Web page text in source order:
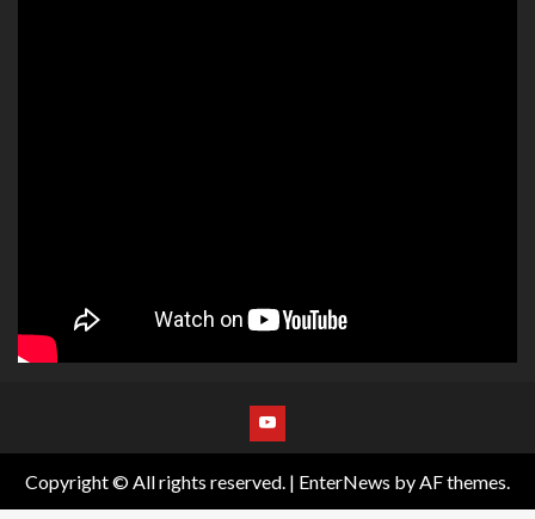
Copyright © All rights reserved. | EnterNews by AF themes.